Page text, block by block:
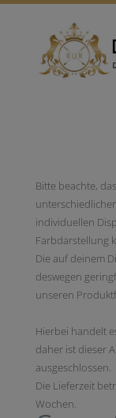
Bitte beachte,
individuellen
Farbdarstellung
Die auf deinem
deswegen
unseren
Hierbei handelt
daher ist dieser
ausgeschlossen.
Die Lieferzeit
Wochen.